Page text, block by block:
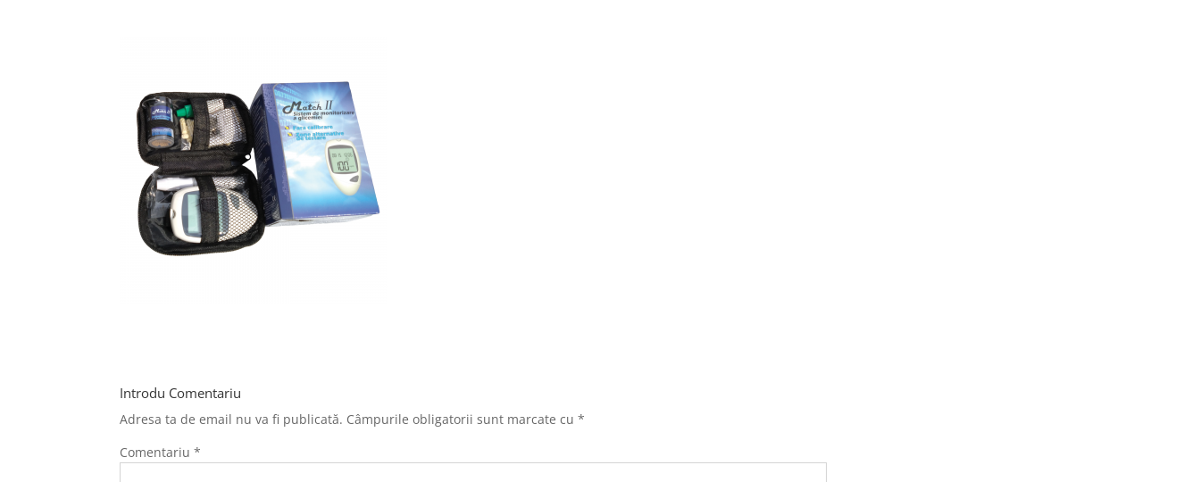
Introdu Comentariu
Adresa ta de email nu va fi publicată. Câmpurile obligatorii sunt marcate cu*
Comentariu*